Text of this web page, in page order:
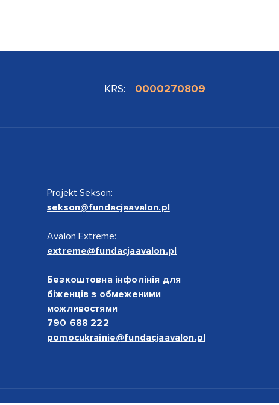
KRS: 0000270809
Projekt Sekson:
sekson@fundacjaavalon.pl
Avalon Extreme:
extreme@fundacjaavalon.pl
Безкоштовна інфолінія для
біженців з обмеженими
можливостями
790 688 222
pomocukrainie@fundacjaavalon.pl